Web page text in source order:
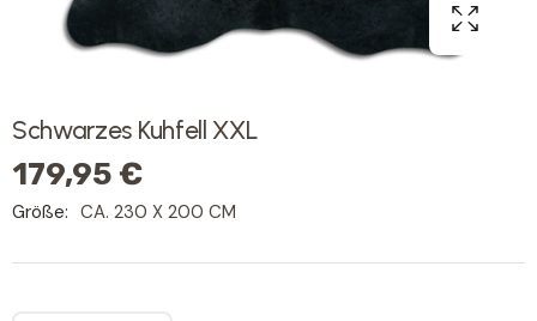
Schwarzes Kuhfell XXL
179,95 €
Größe: CA. 230 X 200 CM